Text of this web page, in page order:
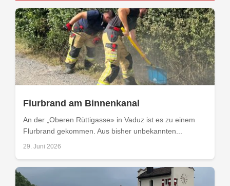
Flurbrand am Binnenkanal
An der „Oberen Rüttigasse» in Vaduz ist es zu einem
Flurbrand gekommen. Aus bisher unbekannten...
29. Juni 2026